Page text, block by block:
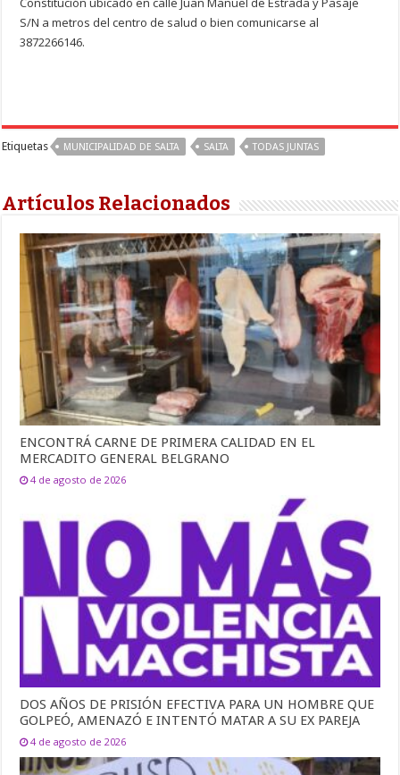
S/N a metros del centro de salud o bien comunicarse al
3872266146.
Etiquetas MUNICIPALIDAD DE SALTA SALTA TODAS JUNTAS
Artículos Relacionados
ENCONTRÁ CARNE DE PRIMERA CALIDAD EN EL
MERCADITO GENERAL BELGRANO
4 de agosto de 2026
DOS AÑOS DE PRISIÓN EFECTIVA PARA UN HOMBRE QUE
GOLPEÓ, AMENAZÓ E INTENTÓ MATAR A SU EX PAREJA
4 de agosto de 2026